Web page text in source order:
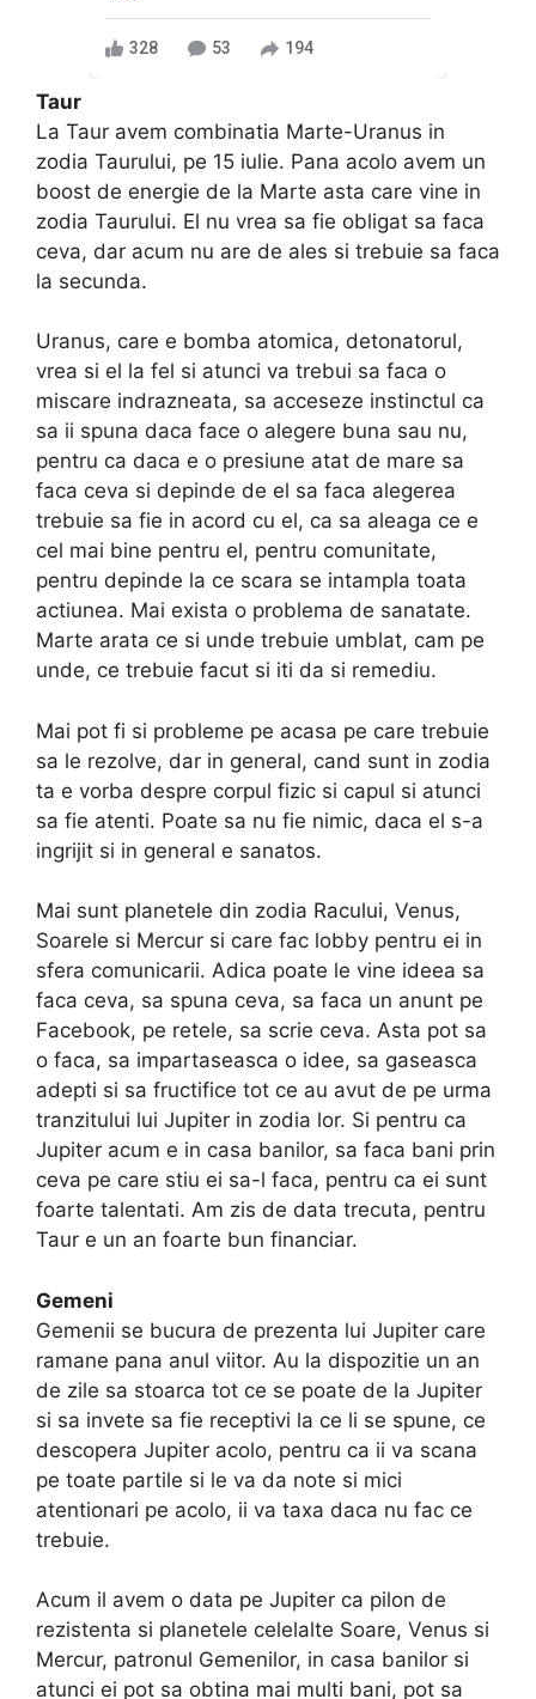
328 53 194
Taur
La Taur avem combinatia Marte-Uranus in
zodia Taurului, pe 15 iulie. Pana acolo avem un
boost de energie de la Marte asta care vine in
zodia Taurului. El nu vrea sa fie obligat sa faca
ceva, dar acum nu are de ales si trebuie sa faca
la secunda.
Uranus, care e bomba atomica, detonatorul,
vrea si el la fel si atunci va trebui sa faca o
miscare indrazneata, sa acceseze instinctul ca
sa ii spuna daca face o alegere buna sau nu,
pentru ca daca e o presiune atat de mare sa
faca ceva si depinde de el sa faca alegerea
trebuie sa fie in acord cu el, ca sa aleaga ce e
cel mai bine pentru el, pentru comunitate,
pentru depinde la ce scara se intampla toata
actiunea. Mai exista o problema de sanatate.
Marte arata ce si unde trebuie umblat, cam pe
unde, ce trebuie facut si iti da si remediu.
Mai pot fi si probleme pe acasa pe care trebuie
sa le rezolve, dar in general, cand sunt in zodia
ta e vorba despre corpul fizic si capul si atunci
sa fie atenti. Poate sa nu fie nimic, daca el s-a
ingrijit si in general e sanatos.
Mai sunt planetele din zodia Racului, Venus,
Soarele si Mercur si care fac lobby pentru ei in
sfera comunicarii. Adica poate le vine ideea sa
faca ceva, sa spuna ceva, sa faca un anunt pe
Facebook, pe retele, sa scrie ceva. Asta pot sa
o faca, sa impartaseasca o idee, sa gaseasca
adepti si sa fructifice tot ce au avut de pe urma
tranzitului lui Jupiter in zodia lor. Si pentru ca
Jupiter acum e in casa banilor, sa faca bani prin
ceva pe care stiu ei sa-l faca, pentru ca ei sunt
foarte talentati. Am zis de data trecuta, pentru
Taur e un an foarte bun financiar.
Gemeni
Gemenii se bucura de prezenta lui Jupiter care
ramane pana anul viitor. Au la dispozitie un an
de zile sa stoarca tot ce se poate de la Jupiter
si sa invete sa fie receptivi la ce li se spune, ce
descopera Jupiter acolo, pentru ca ii va scana
pe toate partile si le va da note si mici
atentionari pe acolo, ii va taxa daca nu fac ce
trebuie.
Acum il avem o data pe Jupiter ca pilon de
rezistenta si planetele celelalte Soare, Venus si
Mercur, patronul Gemenilor, in casa banilor si
atunci ei pot sa obtina mai multi bani, pot sa